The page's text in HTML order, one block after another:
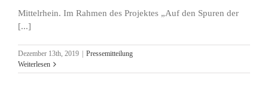
Mittelrhein. Im Rahmen des Projektes „Auf den Spuren der
[...]
Dezember 13th, 2019 | Pressemitteilung
Weiterlesen